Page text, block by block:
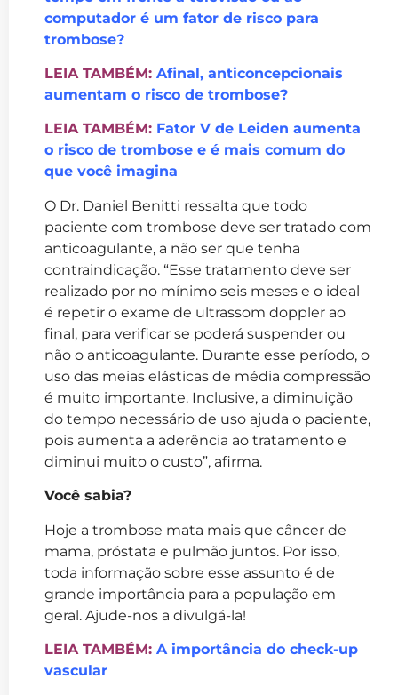
computador é um fator de risco para
trombose?
LEIA TAMBÉM: Afinal, anticoncepcionais
aumentam o risco de trombose?
LEIA TAMBÉM: Fator V de Leiden aumenta
o risco de trombose e é mais comum do
que você imagina
O Dr. Daniel Benitti ressalta que todo
paciente com trombose deve ser tratado com
anticoagulante, a não ser que tenha
contraindicação. “Esse tratamento deve ser
realizado por no mínimo seis meses e o ideal
é repetir o exame de ultrassom doppler ao
final, para verificar se poderá suspender ou
não o anticoagulante. Durante esse período, o
uso das meias elásticas de média compressão
é muito importante. Inclusive, a diminuição
do tempo necessário de uso ajuda o paciente,
pois aumenta a aderência ao tratamento e
diminui muito o custo”, afirma.
Você sabia?
Hoje a trombose mata mais que câncer de
mama, próstata e pulmão juntos. Por isso,
toda informação sobre esse assunto é de
grande importância para a população em
geral. Ajude-nos a divulgá-la!
LEIA TAMBÉM: A importância do check-up
vascular